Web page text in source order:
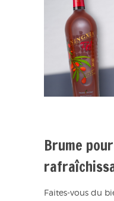
Brume
Faites-vous du